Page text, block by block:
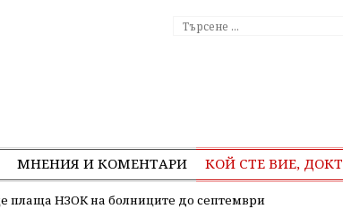
МНЕНИЯ И КОМЕНТАРИ КОЙ СТЕ ВИЕ,
плаща НЗОК на болниците до септември